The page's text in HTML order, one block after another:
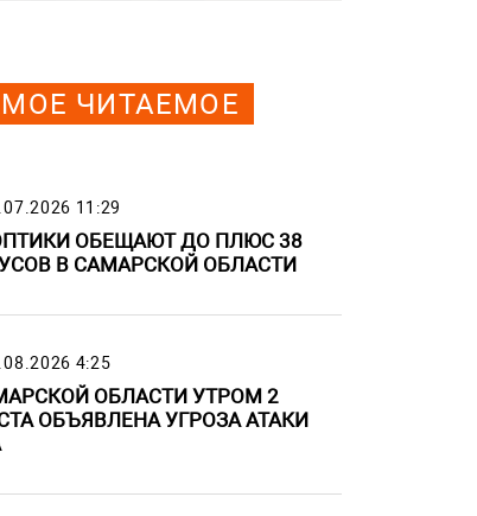
ЧИТАЕМОЕ
11:29
ОБЕЩАЮТ ДО ПЛЮС 38
В САМАРСКОЙ ОБЛАСТИ
4:25
ОБЛАСТИ УТРОМ 2
ОБЪЯВЛЕНА УГРОЗА АТАКИ